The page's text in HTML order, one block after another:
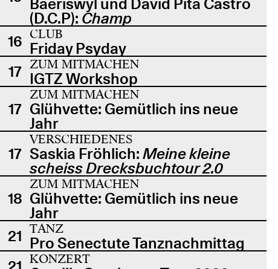
Baeriswyl und David Pita Castro
(D.C.P): Champ
16 CLUB
Friday Psyday
17 ZUM MITMACHEN
IGTZ Workshop
17
ZUM MITMACHEN
Glühvette: Gemütlich ins neue
Jahr
17
VERSCHIEDENES
Saskia Fröhlich: Meine kleine
scheiss Drecksbuchtour 2.0
18
ZUM MITMACHEN
Glühvette: Gemütlich ins neue
Jahr
21 TANZ
Pro Senectute Tanznachmittag
KONZERT